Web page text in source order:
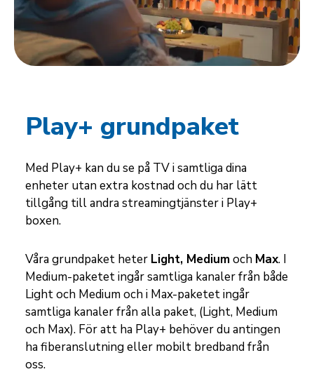
Play+ grundpaket
Med Play+ kan du se på TV i samtliga dina
enheter utan extra kostnad och du har lätt
tillgång till andra streamingtjänster i Play+
boxen.
Våra grundpaket heter Light, Mediumoch Max. I
Medium-paketet ingår samtliga kanaler från både
Light och Medium och i Max-paketet ingår
samtliga kanaler från alla paket, (Light, Medium
och Max). För att ha Play+ behöver du antingen
ha fiberanslutning eller mobilt bredband från
oss.